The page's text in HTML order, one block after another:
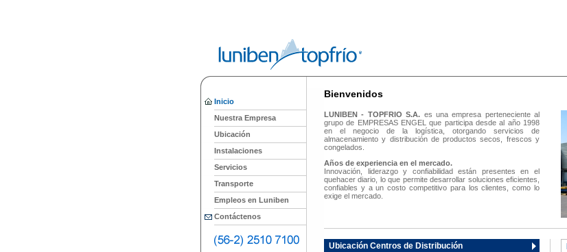
Inicio
Nuestra Empresa
Ubicación
Instalaciones
Servicios
Transporte
Empleos en Luniben
Contáctenos
Bienvenidos
LUNIBEN - TOPFRIO S.A. es una empresa perteneciente al
grupo de EMPRESAS ENGEL que participa desde al año 1998
en el negocio de la logística, otorgando servicios de
almacenamiento y distribución de productos secos, frescos y
congelados.
Años de experiencia en el mercado.
Innovación, liderazgo y confiabilidad están presentes en el
quehacer diario, lo que permite desarrollar soluciones eficientes,
confiables y a un costo competitivo para los clientes, como lo
exige el mercado.
Ubicación Centros de Distribución